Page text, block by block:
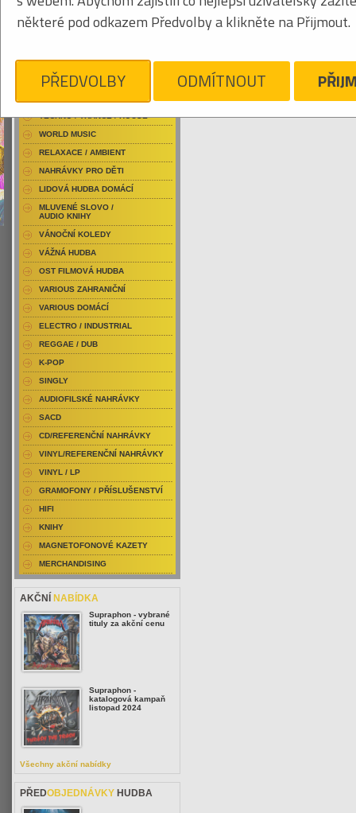
ROCK/POP DOMÁCÍ
Je nám líto, ale pro daný žánr/kategorii
RAP / HIP HOP DOMÁCÍ
RAP / HIP HOP ZAHRANIČNÍ
DVD / HUDBA
PUNK / HARDCORE
TECHNO / TRANCE / HOUSE
WORLD MUSIC
RELAXACE / AMBIENT
NAHRÁVKY PRO DĚTI
LIDOVÁ HUDBA DOMÁCÍ
MLUVENÉ SLOVO /
AUDIO KNIHY
VÁNOČNÍ KOLEDY
VÁŽNÁ HUDBA
OST FILMOVÁ HUDBA
VARIOUS ZAHRANIČNÍ
VARIOUS DOMÁCÍ
ELECTRO / INDUSTRIAL
REGGAE / DUB
K-POP
SINGLY
AUDIOFILSKÉ NAHRÁVKY
SACD
CD/REFERENČNÍ NAHRÁVKY
VINYL/REFERENČNÍ NAHRÁVKY
VINYL / LP
GRAMOFONY / PŘÍSLUŠENSTVÍ
HIFI
KNIHY
MAGNETOFONOVÉ KAZETY
MERCHANDISING
AKČNÍ NABÍDKA
Supraphon - vybrané
tituly za akční cenu
Supraphon -
katalogová kampaň
listopad 2024
Všechny akční nabídky
PŘEDOBJEDNÁVKY HUDBA
některé pod odkazem Předvolby a klikněte na Přijmout.
PŘEDVOLBY ODMÍTNOUT